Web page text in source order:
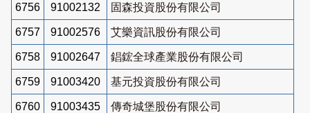
6756 91002132 固森投資股份有限公司
6757 91002576 艾樂資訊股份有限公司
6758 91002647 錩鋐全球產業股份有限公司
6759 91003420 基元投資股份有限公司
6760 91003435 傳奇城堡股份有限公司